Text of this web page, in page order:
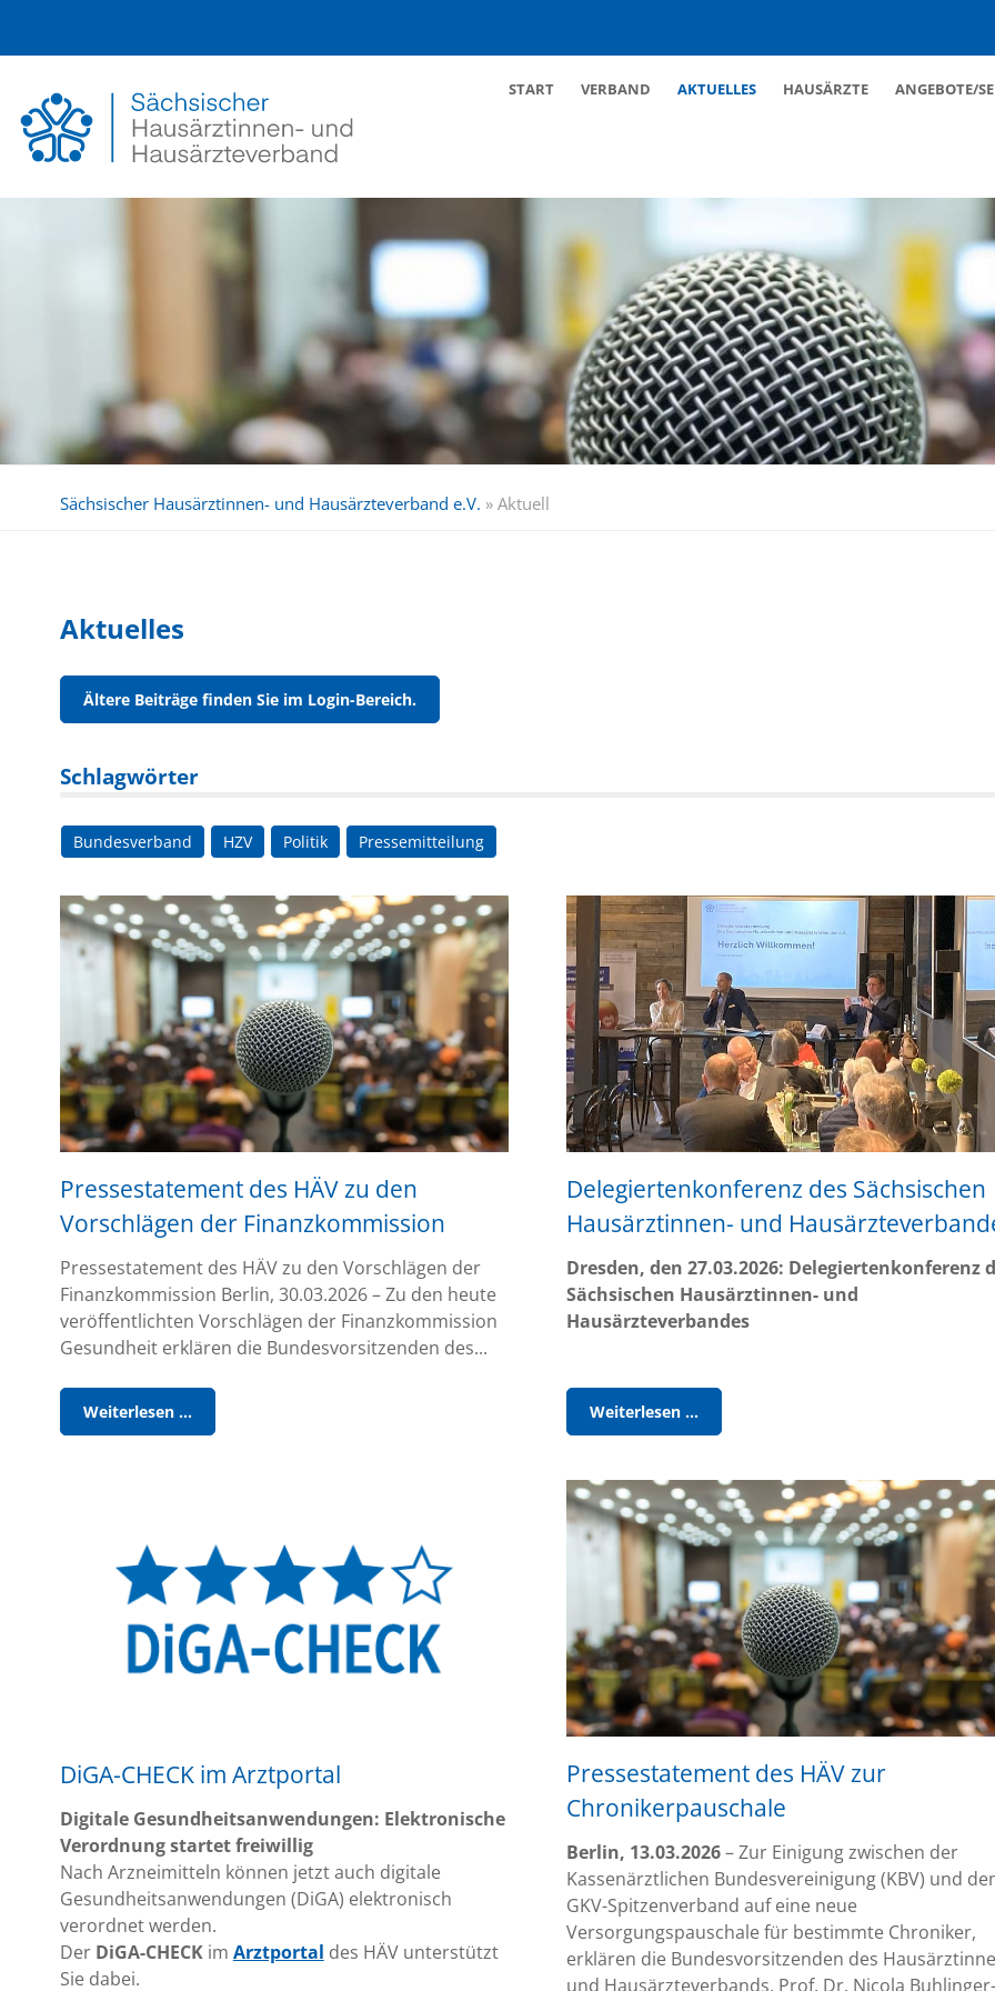
überspringen
START VERBAND AKTUELLES HAUSÄRZTE ANGEBOTE/
Sächsischer Hausärztinnen- und Hausärzteverband e.V. » Aktuell
Aktuelles
Ältere Beiträge finden Sie im Login-Bereich.
Schlagwörter
Bundesverband HZV Politik Pressemitteilung
Pressestatement des HÄV zu den
Vorschlägen der Finanzkommission
Pressestatement des HÄV zu den Vorschlägen der
Finanzkommission Berlin, 30.03.2026 – Zu den heute
veröffentlichten Vorschlägen der Finanzkommission
Gesundheit erklären die Bundesvorsitzenden des...
Weiterlesen …Pressestatement
des
der
Finanzkommission
Delegiertenkonferenz des Sächsischen
Hausärztinnen- und
Dresden, den 27.03.2026: Delegiertenkonferenz
Sächsischen Hausärztinnen- und
Hausärzteverbandes
Weiterlesen …Delegiertenkonferenz
des
Hausärztinnen-
und
Hausärzteverbandes
DiGA-CHECK im Arztportal
Digitale Gesundheitsanwendungen: Elektronische
Verordnung startet freiwillig
Nach Arzneimitteln können jetzt auch digitale
Gesundheitsanwendungen (DiGA) elektronisch
verordnet werden.
Der DiGA-CHECKim Arztportal des HÄV unterstützt
Sie dabei.
Pressestatement des HÄV zur
Chronikerpauschale
Berlin, 13.03.2026– Zur Einigung zwischen der
Kassenärztlichen Bundesvereinigung (KBV) und
GKV-Spitzenverband auf eine neue
Versorgungspauschale für bestimmte Chroniker,
erklären die Bundesvorsitzenden des
und Hausärzteverbands, Prof. Dr. Nicola Buhlinger-